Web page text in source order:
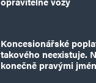
Koncesionářské
takového neexistuje.
konečně pravými